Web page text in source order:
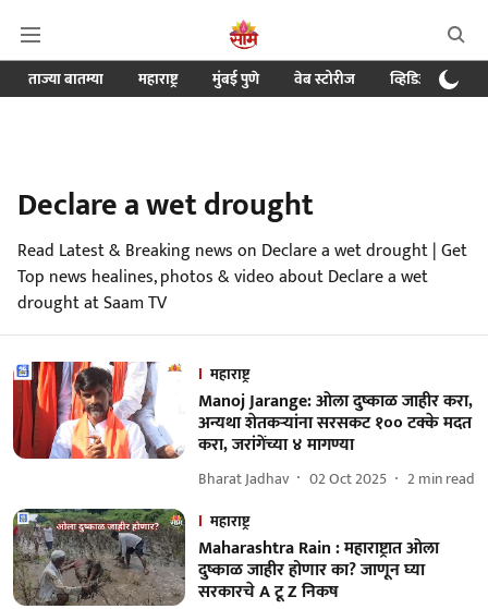
ताज्या बातम्या महाराष्ट्र मुंबई पुणे वेब स्टोरीज व्हिडिओ
Declare a wet drought
Read Latest & Breaking news on Declare a wet drought | Get
Top news healines, photos & video about Declare a wet
drought at Saam TV
महाराष्ट्र
Manoj Jarange: ओला दुष्काळ जाहीर करा,
अन्यथा शेतकऱ्यांना सरसकट १०० टक्के मदत
करा, जरांगेंच्या ४ मागण्या
Bharat Jadhav 02 Oct 2025 2min read
महाराष्ट्र
Maharashtra Rain : महाराष्ट्रात ओला
दुष्काळ जाहीर होणार का? जाणून घ्या
सरकारचे A टू Z निकष